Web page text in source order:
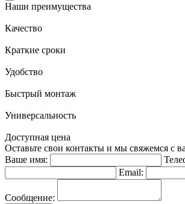
Наши преимущества
Качество
Краткие сроки
Удобство
Быстрый монтаж
Универсальность
Доступная цена
Оставьте свои контакты и мы свяжемся с
Ваше имя:
Email:
Сообщение: